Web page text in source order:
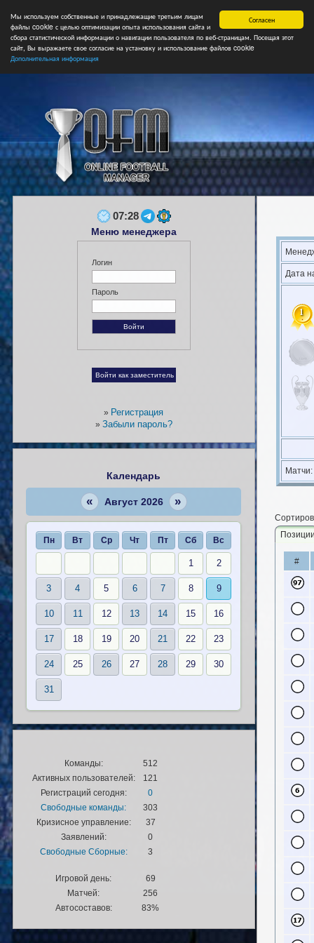
Согласен
Мы используем собственные и принадлежащие третьим лицам
файлы cookie с целью оптимизации опыта использования сайта и
сбора статистической информации о навигации пользователя по веб-страницам. Посещая этот
сайт, Вы выражаете свое согласие на установку и использование файлов cookie
Дополнительная информация
Главная Форум Турниры Сборные НФ Свободные
Дата
1
Матчи:
#
07:28
Меню менеджера
Логин
Пароль
» Регистрация
» Забыли пароль?
Календарь
« Август 2026 »
Пн Вт Ср Чт Пт Сб Вс
1 2
3 4 5 6 7 8 9
10 11 12 13 14 15 16
17 18 19 20 21 22 23
24 25 26 27 28 29 30
31
Команды:
512
Активных пользователей:
121
Регистраций сегодня:
0
Свободные команды:
303
Кризисное управление:
37
Заявлений:
0
Свободные Сборные:
3
Игровой день:
69
Матчей:
256
Автосоставов:
83%